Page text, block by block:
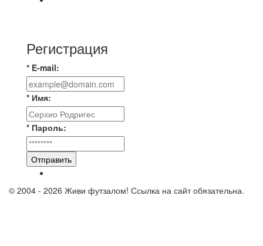
Регистрация
* E-mail:
* Имя:
* Пароль:
Отправить
© 2004 - 2026 Живи футзалом! Ссылка на сайт обязательна.